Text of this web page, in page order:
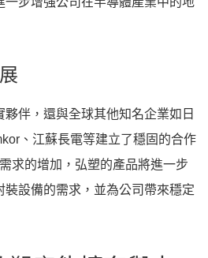
伴，還與全球其他知名企業如日
、江蘇長電等建立了穩固的合作
求的增加，弘塑的產品將進一步
設備的需求，並為公司帶來穩定